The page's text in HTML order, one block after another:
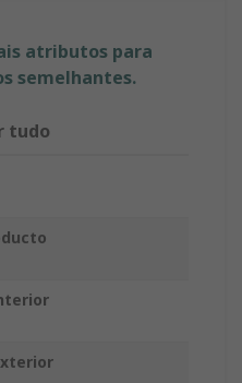
atributos para
semelhantes.
tudo